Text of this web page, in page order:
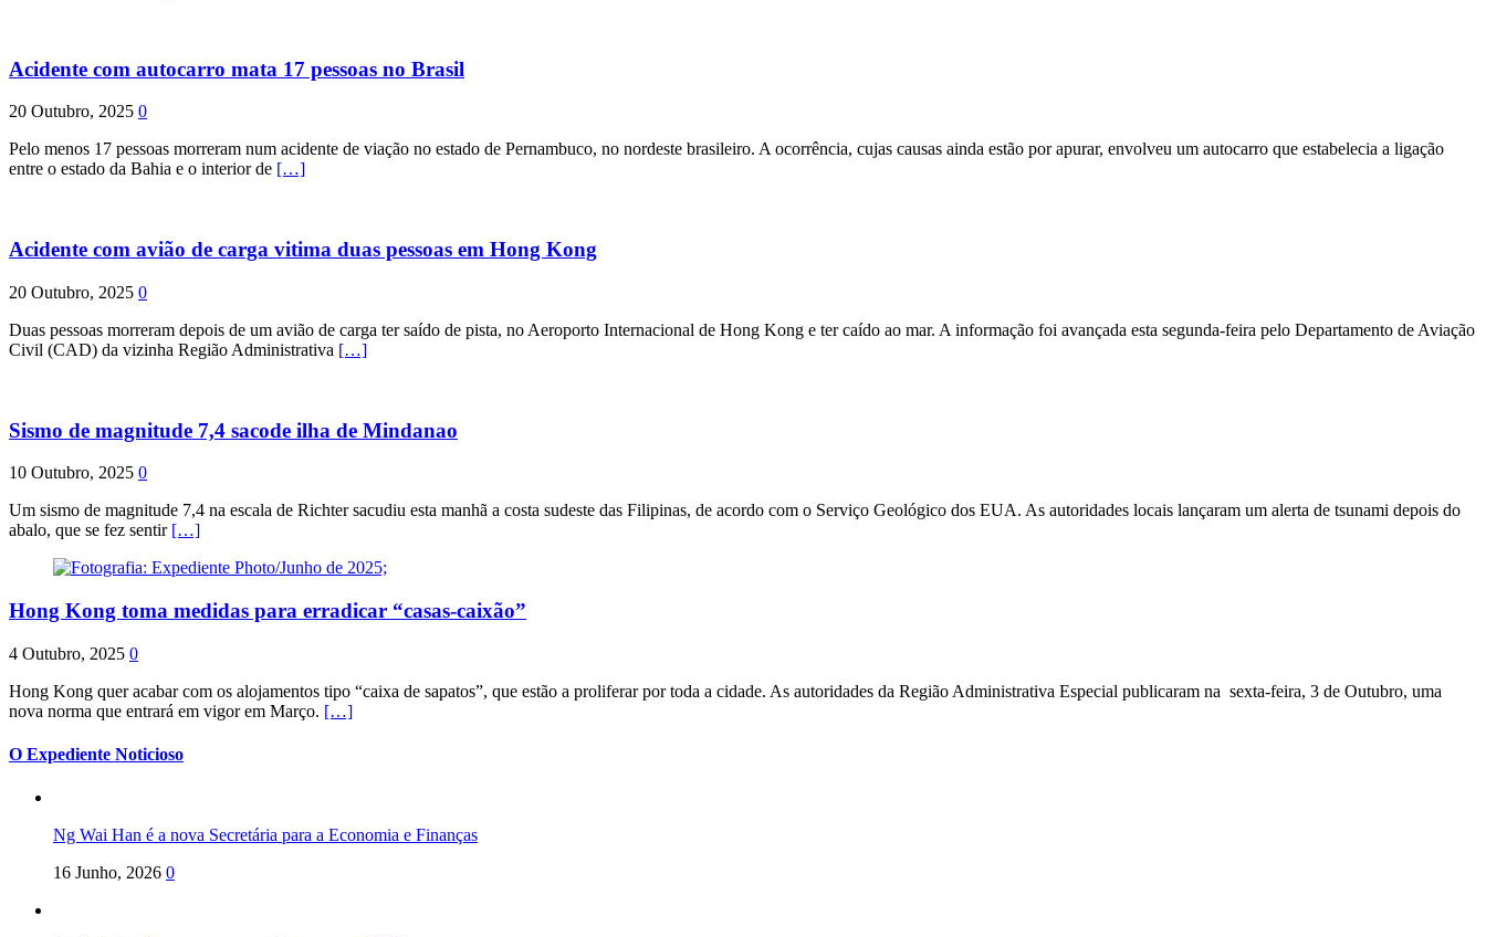
Acidente com autocarro mata 17 pessoas no Brasil
20 Outubro, 2025 0
Pelo menos 17 pessoas morreram num acidente de viação no estado de Pernambuco, no nordeste brasileiro. A ocorrência, cujas causas ainda estão por apurar, envolveu um autocarro que estabelecia a ligação
entre o estado da Bahia e o interior de […]
Acidente com avião de carga vitima duas pessoas em Hong Kong
20 Outubro, 2025 0
Duas pessoas morreram depois de um avião de carga ter saído de pista, no Aeroporto Internacional de Hong Kong e ter caído ao mar. A informação foi avançada esta segunda-feira pelo Departamento de Aviação
Civil (CAD) da vizinha Região Administrativa […]
Sismo de magnitude 7,4 sacode ilha de Mindanao
10 Outubro, 2025 0
Um sismo de magnitude 7,4 na escala de Richter sacudiu esta manhã a costa sudeste das Filipinas, de acordo com o Serviço Geológico dos EUA. As autoridades locais lançaram um alerta de tsunami depois do
abalo, que se fez sentir […]
Hong Kong toma medidas para erradicar “casas-caixão”
4 Outubro, 2025 0
Hong Kong quer acabar com os alojamentos tipo “caixa de sapatos”, que estão a proliferar por toda a cidade. As autoridades da Região Administrativa Especial publicaram na sexta-feira, 3 de Outubro, uma
nova norma que entrará em vigor em Março. […]
O Expediente Noticioso
Ng Wai Han é a nova Secretária para a Economia e Finanças
16 Junho, 2026 0